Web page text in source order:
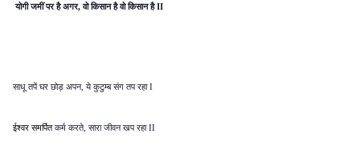
योगी जमीं पर है अगर,वो किसान है वो किसान हैII
साधू तपें घर छोड़ अपन, ये कुटुम्ब संग तप रहाI
ईश्वर समर्पितकर्म करते, सारा जीवन खप रहाII